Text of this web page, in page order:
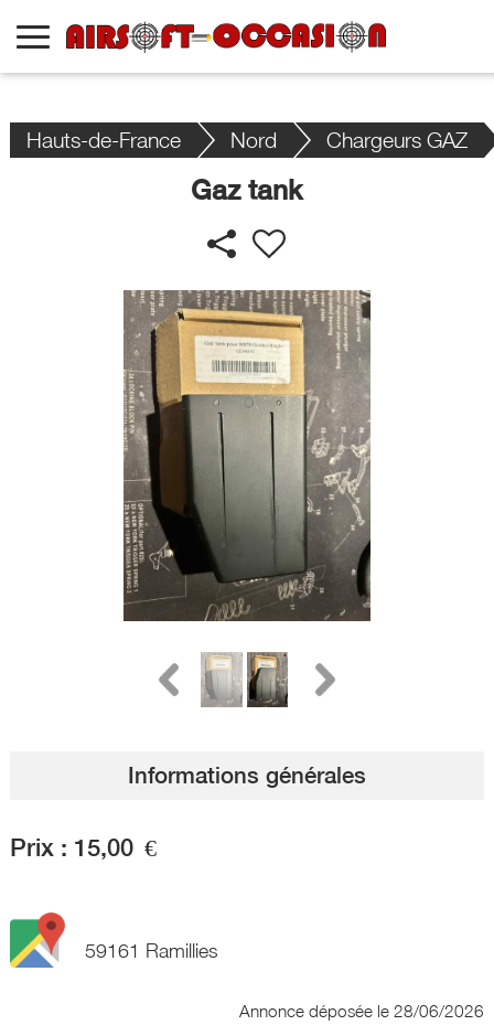
Hauts-de-France Nord Chargeurs GAZ
Gaz tank
Informations générales
Prix : 15,00 €
59161 Ramillies
Annonce déposée le 28/06/2026